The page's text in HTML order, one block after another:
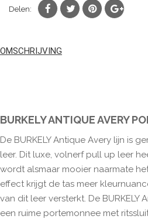
Delen:
OMSCHRIJVING
BURKELY ANTIQUE AVERY
De BURKELY Antique Avery lijn is
leer. Dit luxe, volnerf pull up leer
wordt alsmaar mooier naarmate
effect krijgt de tas meer
van dit leer versterkt. De BURKELY
een ruime portemonnee met